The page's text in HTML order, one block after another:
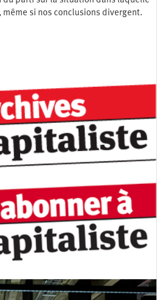
si nos conclusions divergent.